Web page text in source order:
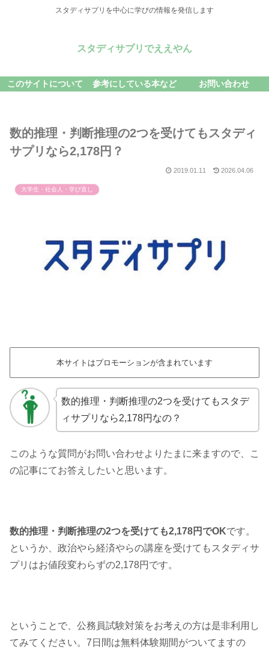
スタディサプリを中心に学びの情報を発信します
スタディサプリでええやん
このサイトについて 参考にしている本など お問い合わせ
数的推理・判断推理の2つを受けてもスタディ
サプリなら2,178円？
2019.01.11 2026.04.06
大学生・社会人・学び直し
本サイトはプロモーションが含まれています
数的推理・判断推理の2つを受けてもスタデ
ィサプリなら2,178円なの？
このような質問がお問い合わせよりたまに来ますので、こ
の記事にてお答えしたいと思います。
数的推理・判断推理の2つを受けても2,178円でOKです。
というか、政治やら経済やらの講座を受けてもスタディサ
プリはお値段変わらずの2,178円です。
ということで、公務員試験対策をお考えの方は是非利用し
てみてください。7日間は無料体験期間がついてますの